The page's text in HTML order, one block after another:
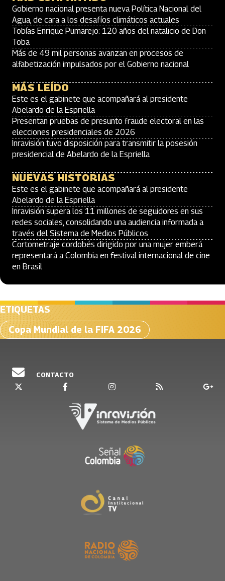
Gobierno nacional presenta nueva Política Nacional del
Agua, de cara a los desafíos climáticos actuales
Tobías Enrique Pumarejo: 120 años del natalicio de Don
Toba
Más de 49 mil personas avanzan en procesos de
alfabetización impulsados por el Gobierno nacional
MÁS LEÍDO
Este es el gabinete que acompañará al presidente
Abelardo de la Espriella
Presentan pruebas de presunto fraude electoral en las
elecciones presidenciales de 2026
Inravisión tuvo disposición para transmitir la posesión
presidencial de Abelardo de la Espriella
NUEVAS HISTORIAS
Este es el gabinete que acompañará al presidente
Abelardo de la Espriella
Inravisión supera los 11 millones de seguidores en sus
redes sociales, consolidando una audiencia informada a
través del Sistema de Medios Públicos
Cortometraje cordobés dirigido por una mujer emberá
representará a Colombia en festival internacional de cine
en Brasil
ETIQUETAS
Copa Mundial de la FIFA 2026
CONTACTO